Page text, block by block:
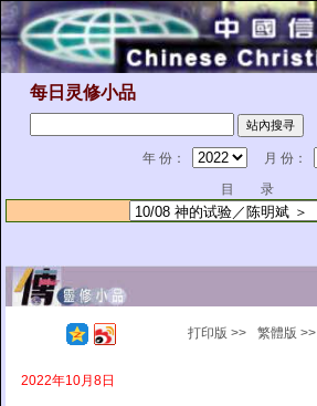
每日灵修小品
年 份：
月 份：
目 录
打印版 >> 繁體版 >>
2022年10月8日